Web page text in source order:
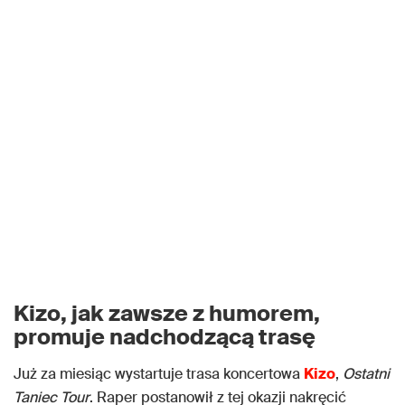
Kizo, jak zawsze z humorem,
promuje nadchodzącą trasę
Już za miesiąc wystartuje trasa koncertowa Kizo, Ostatni
Taniec Tour. Raper postanowił z tej okazji nakręcić